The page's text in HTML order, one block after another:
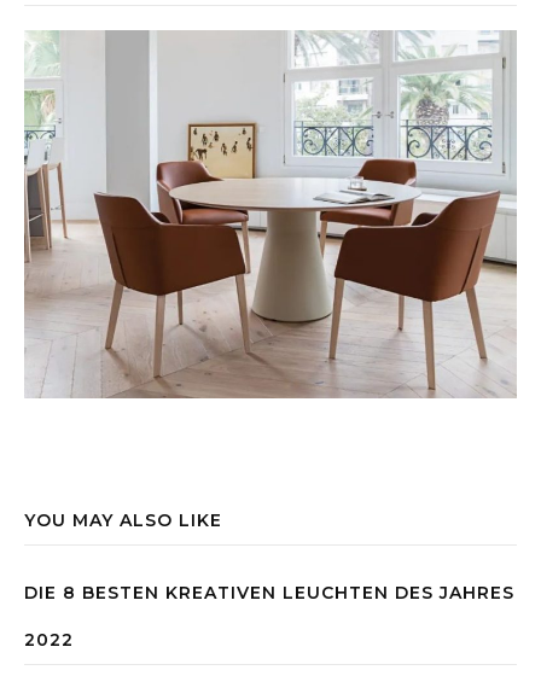
YOU MAY ALSO LIKE
DIE 8 BESTEN KREATIVEN LEUCHTEN DES JAHRES
2022